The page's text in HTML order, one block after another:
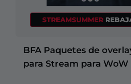
STREAMSUMMER
BFA Paquetes de
para Stream para WoW